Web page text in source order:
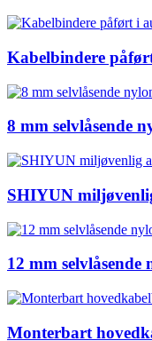
Kabelbindere
8 mm selvlåsende
SHIYUN
12 mm
Monterbart